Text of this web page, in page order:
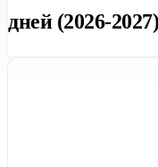
дней (2026-2027)